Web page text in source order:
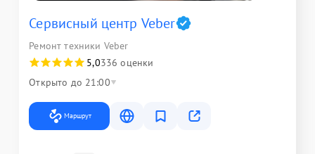
Сервисный центр Veber
Ремонт техники Veber
5,0336 оценки
Открыто до 21:00
Маршрут